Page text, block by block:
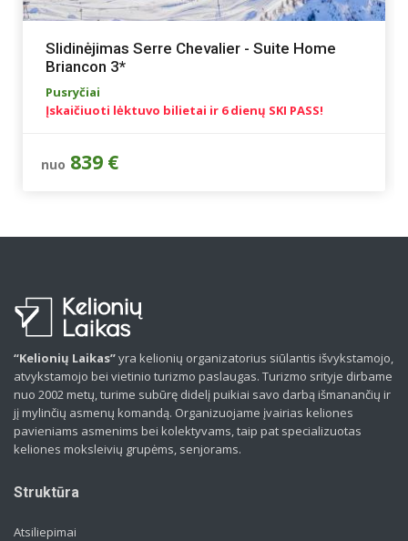
Slidinėjimas Serre Chevalier - Suite Home
Briancon 3*
Pusryčiai
Įskaičiuoti lėktuvo bilietai ir 6 dienų SKI PASS!
nuo 839 €
“Kelionių Laikas”yra kelionių organizatorius siūlantis išvykstamojo,
atvykstamojo bei vietinio turizmo paslaugas. Turizmo srityje dirbame
nuo 2002 metų, turime subūrę didelį puikiai savo darbą išmanančių ir
jį mylinčių asmenų komandą. Organizuojame įvairias keliones
pavieniams asmenims bei kolektyvams, taip pat specializuotas
keliones moksleivių grupėms, senjorams.
Struktūra
Atsiliepimai